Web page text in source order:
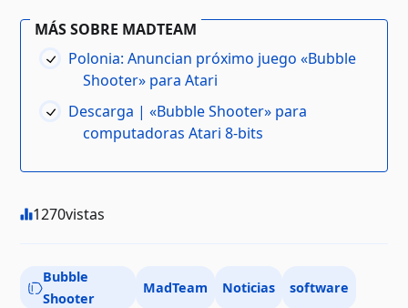
MÁS SOBRE MADTEAM
Polonia: Anuncian próximo juego «Bubble
Shooter» para Atari
Descarga | «Bubble Shooter» para
computadoras Atari 8-bits
1270vistas
Bubble
Shooter
MadTeam Noticias software